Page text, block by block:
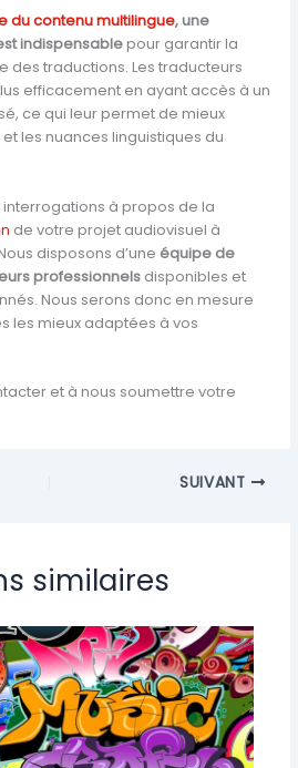
du contenu multilingue, une
indispensablepour garantir la
des traductions. Les traducteurs
efficacement en ayant accès à un
ce qui leur permet de mieux
les nuances linguistiques du
à propos de la
de votre projet audiovisuel à
disposons d’une équipe de
professionnels disponibles et
Nous serons donc en mesure
les mieux adaptées à vos
et à nous soumettre votre
SUIVANT
similaires